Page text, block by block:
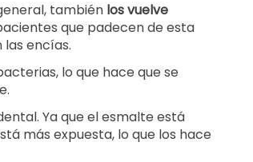
también los vuelve
que padecen de esta
encías.
lo que hace que se
Ya que el esmalte está
más expuesta, lo que los hace